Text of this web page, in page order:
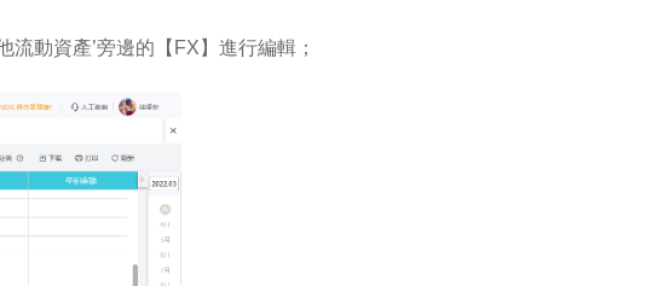
動資產’旁邊的【FX】進行編輯；